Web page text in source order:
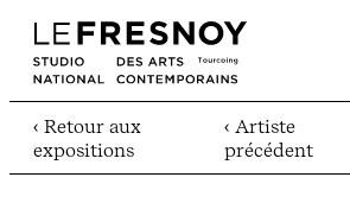
‹ Retour aux
expositions
‹ Artiste
précédent